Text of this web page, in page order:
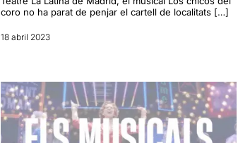
coro no ha parat de penjar el cartell de localitats […]
18 abril 2023